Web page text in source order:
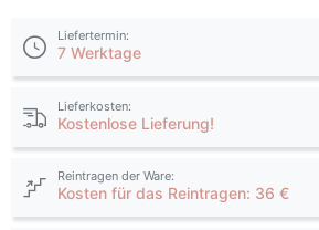
Liefertermin:
7 Werktage
Lieferkosten:
Kostenlose Lieferung!
Reintragen der Ware:
Kosten für das Reintragen: 36 €